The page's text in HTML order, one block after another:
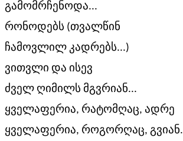
გამომრჩენოდა...
რონოდებს (თვალწინ
ჩამოვლილ კადრებს...)
ვითვლი და ისევ
ძველ ღიმილს მგვრიან...
ყველაფერია, რატომღაც, ადრე
ყველაფერია, როგორღაც, გვიან.